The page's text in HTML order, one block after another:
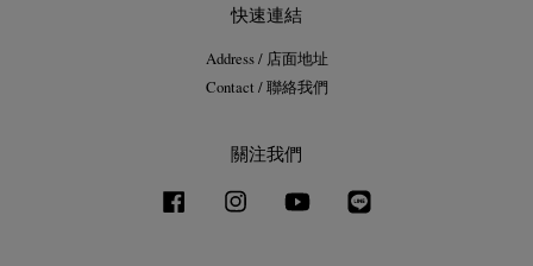
快速連結
Address / 店面地址
Contact / 聯絡我們
關注我們
Facebook Instagram YouTube